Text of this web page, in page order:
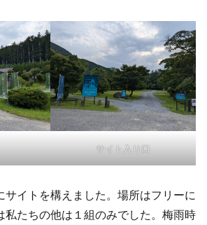
サイト入り口
サイトを構えました。場所はフリーに
私たちの他は１組のみでした。梅雨時